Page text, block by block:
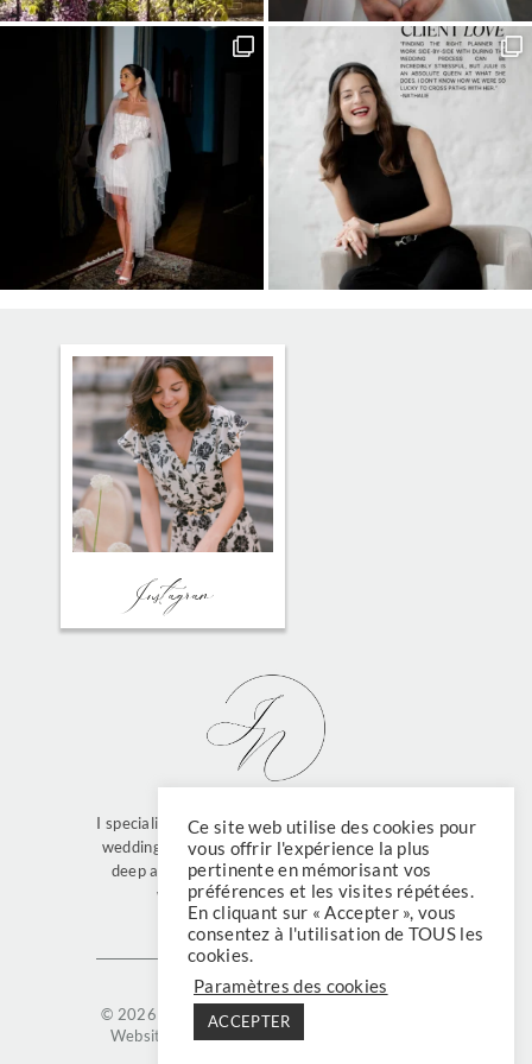
FIND ME ON
Instagram
I specialize in full-service planning of multi-days
weddings for international couples who have a
deep appreciation for French culture and its
world-renowned “art de vivre”.
© 2026 Julie Nagy Legal terms
Website created by Aurore Guettier Design
Ce site web utilise des cookies pour
vous offrir l'expérience la plus
pertinente en mémorisant vos
préférences et les visites répétées.
En cliquant sur « Accepter », vous
consentez à l'utilisation de TOUS les
cookies.
Paramètres des cookies
ACCEPTER